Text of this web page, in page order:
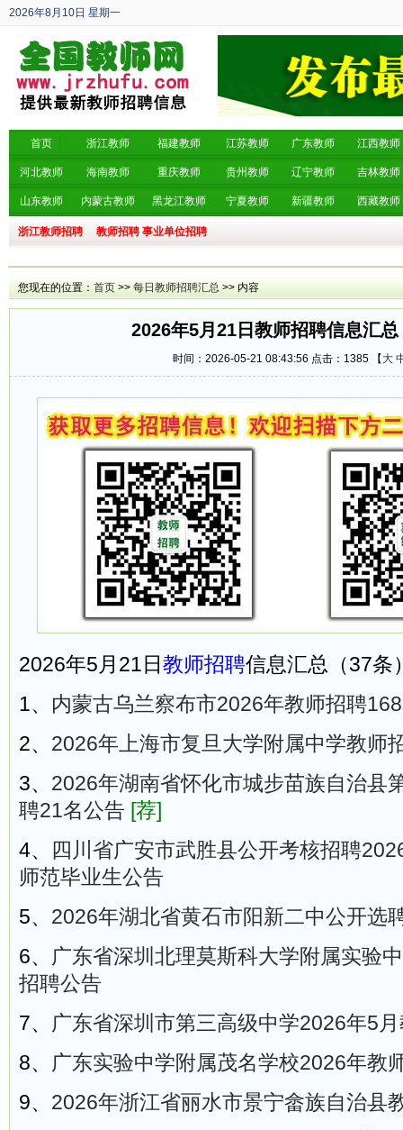
2026年8月10日 星期一
丙午年 六月廿八
首页 浙江教师 福建教师 江苏教师 广东教师 江西教师
河北教师 海南教师 重庆教师 贵州教师 辽宁教师 吉林教师
山东教师 内蒙古教师 黑龙江教师 宁夏教师 新疆教师 西藏教师
浙江教师招聘 教师招聘 事业单位招聘
您现在的位置： 首页 >> 每日教师招聘汇总 >> 内容
2026年5月21日教师招聘信息汇
时间：2026-05-21 08:43:56 点击： 1385 【 大
2026年5月21日 教师招聘信息汇总（37条
1、 内蒙古乌兰察布市2026年教师招聘
2、 2026年上海市复旦大学附属中学教师
3、 2026年湖南省怀化市城步苗族自治县
聘21名公告 [荐]
4、
四川省广安市武胜县公开考核招聘
师范毕业生公告
5、 2026年湖北省黄石市阳新二中公开选
6、 广东省深圳北理莫斯科大学附属实验
招聘公告
7、 广东省深圳市第三高级中学2026年5
8、 广东实验中学附属茂名学校2026年教
9、 2026年浙江省丽水市景宁畲族自治县